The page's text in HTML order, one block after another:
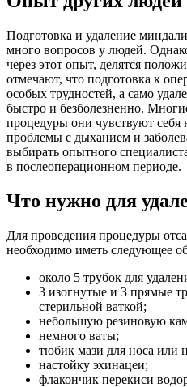
Подготовка и удаление
много вопросов у людей.
через этот опыт, делятся
отмечают, что подготовка к
особых трудностей, а само
быстро и безболезненно.
процедуры они чувствуют себя
проблемы с дыханием и
выбирать опытного
в послеоперационном периоде.
Что нужно для
Для проведения процедуры
необходимо иметь следующее
около 5 трубок для
3 изогнутые и 3 прямые
стерильной ваткой;
небольшую резиновую
немного ваты;
тюбик мази для носа или
настойку эхинацеи;
флакончик перекиси